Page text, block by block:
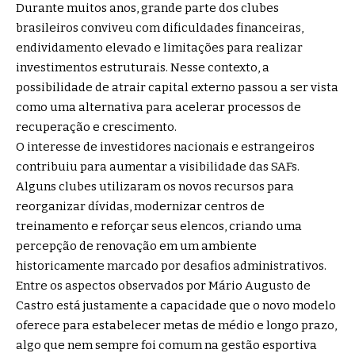
Durante muitos anos, grande parte dos clubes
brasileiros conviveu com dificuldades financeiras,
endividamento elevado e limitações para realizar
investimentos estruturais. Nesse contexto, a
possibilidade de atrair capital externo passou a ser vista
como uma alternativa para acelerar processos de
recuperação e crescimento.
O interesse de investidores nacionais e estrangeiros
contribuiu para aumentar a visibilidade das SAFs.
Alguns clubes utilizaram os novos recursos para
reorganizar dívidas, modernizar centros de
treinamento e reforçar seus elencos, criando uma
percepção de renovação em um ambiente
historicamente marcado por desafios administrativos.
Entre os aspectos observados por Mário Augusto de
Castro está justamente a capacidade que o novo modelo
oferece para estabelecer metas de médio e longo prazo,
algo que nem sempre foi comum na gestão esportiva